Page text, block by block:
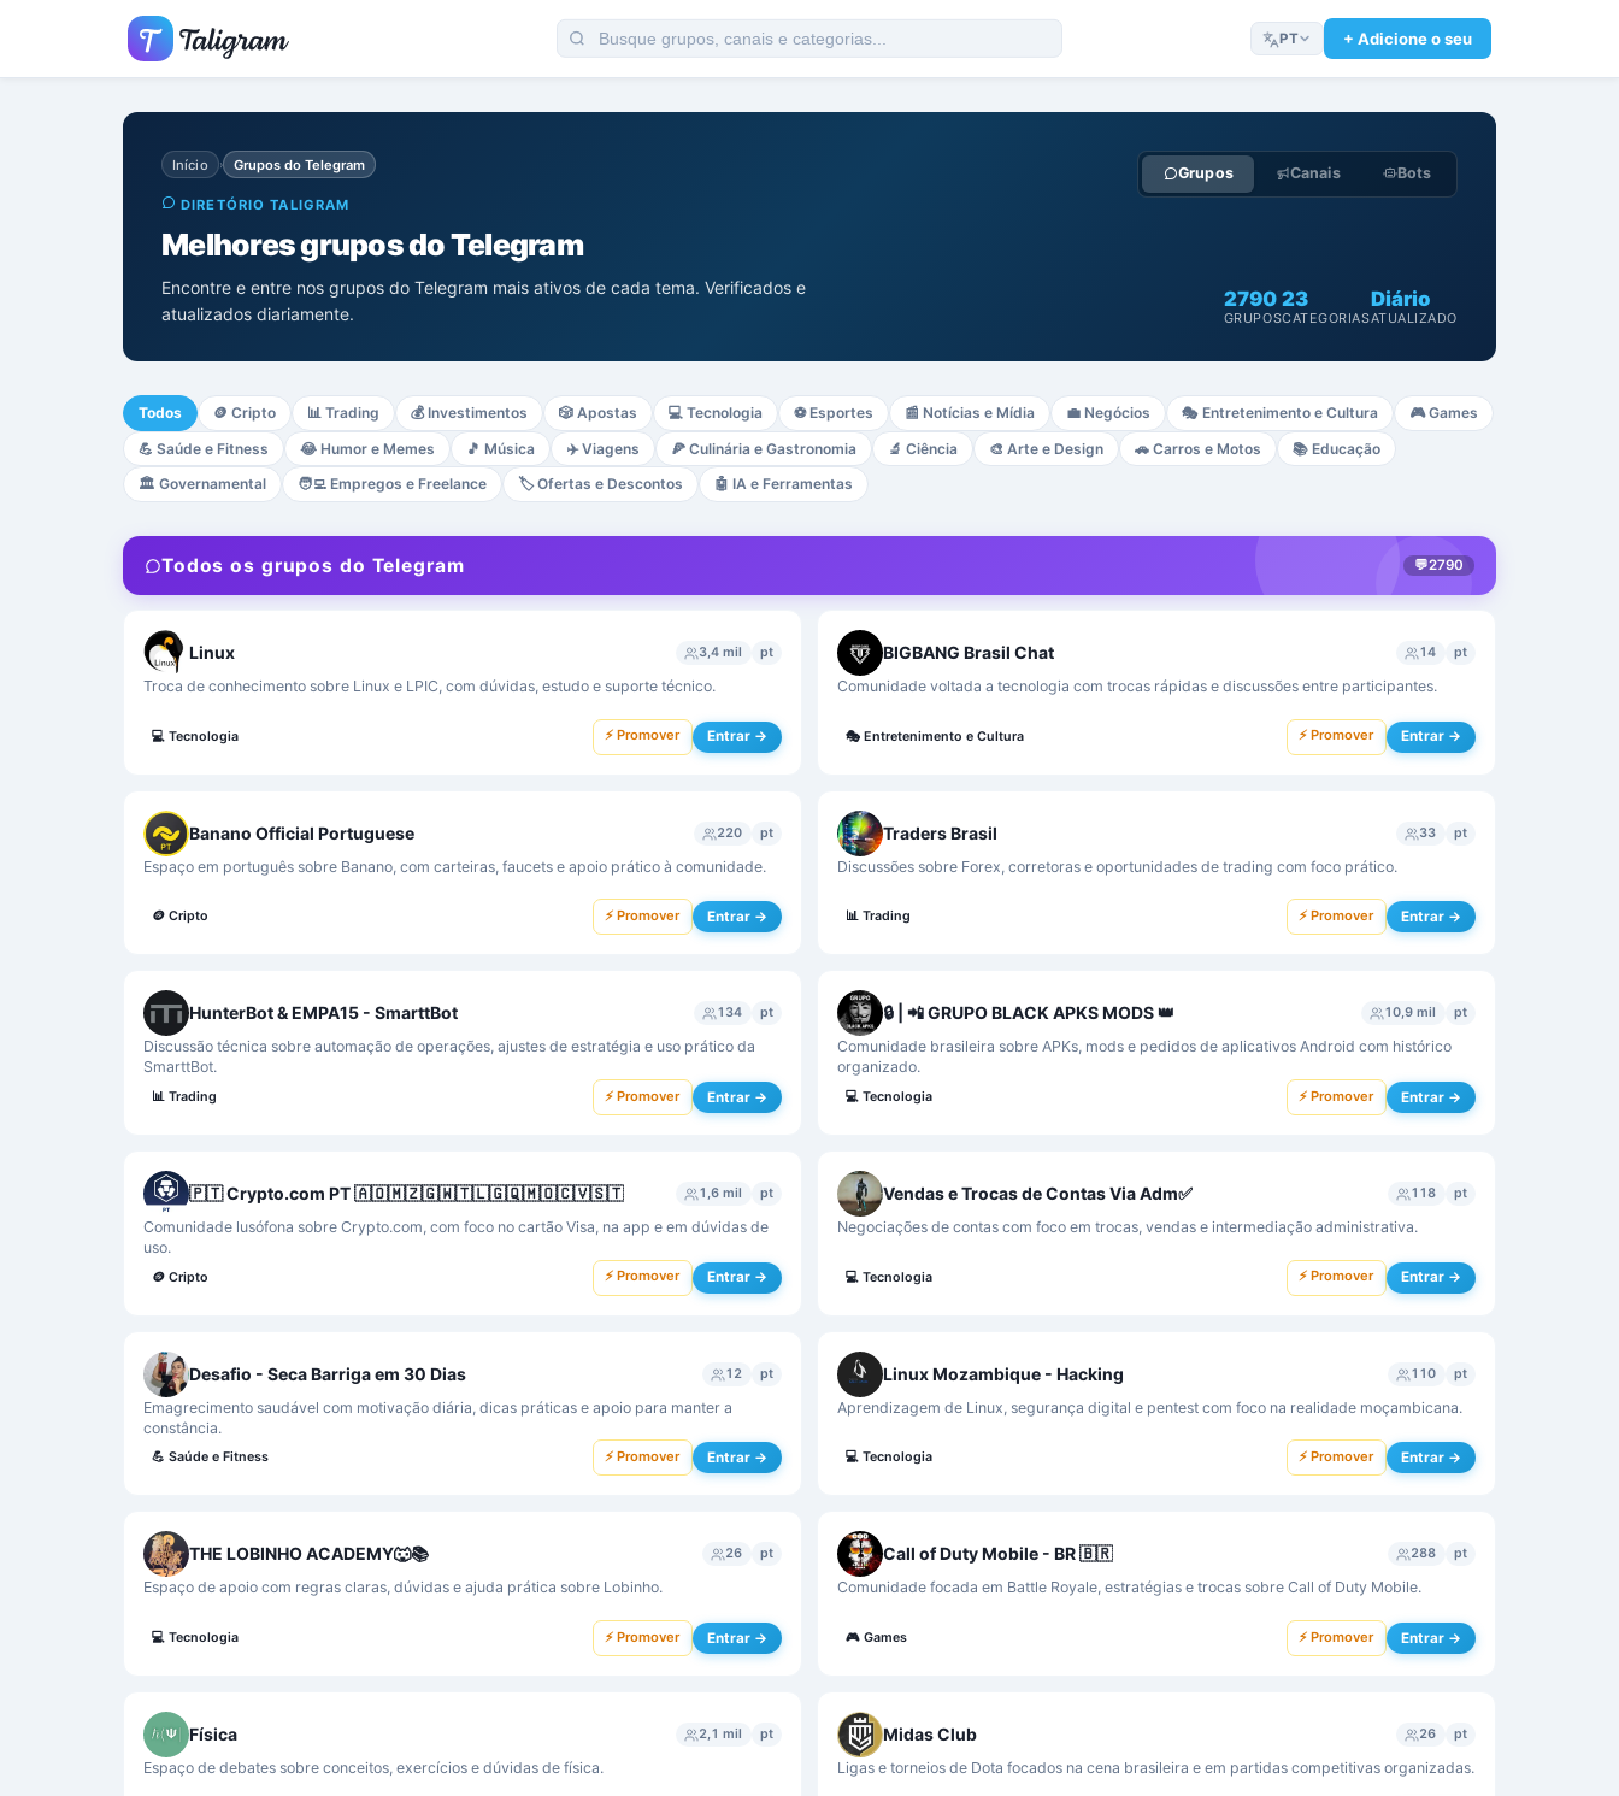
PT + Adicione o seu
Início › Grupos do Telegram
DIRETÓRIO TALIGRAM
Melhores grupos do Telegram
Encontre e entre nos grupos do Telegram mais ativos de cada tema. Verificados e
atualizados diariamente.
Grupos Canais Bots
2790
GRUPOS
23
CATEGORIAS
Diário
ATUALIZADO
Todos 🪙 Cripto 📊 Trading 💰 Investimentos 🎲 Apostas 💻 Tecnologia ⚽ Esportes 📰 Notícias e Mídia 💼 Negócios 🎭 Entretenimento e Cultura 🎮 Games
💪 Saúde e Fitness 😂 Humor e Memes 🎵 Música ✈️ Viagens 🍕 Culinária e Gastronomia 🔬 Ciência 🎨 Arte e Design 🚗 Carros e Motos 📚 Educação
🏛️ Governamental 🧑‍💻 Empregos e Freelance 🏷️ Ofertas e Descontos 🤖 IA e Ferramentas
Todos os grupos do Telegram 💬2790
Linux 3,4 mil pt
Troca de conhecimento sobre Linux e LPIC, com dúvidas, estudo e suporte técnico.
💻 Tecnologia ⚡ Promover Entrar →
BIGBANG Brasil Chat 14 pt
Comunidade voltada a tecnologia com trocas rápidas e discussões entre participantes.
🎭 Entretenimento e Cultura ⚡ Promover Entrar →
Banano Official Portuguese 220 pt
Espaço em português sobre Banano, com carteiras, faucets e apoio prático à comunidade.
🪙 Cripto ⚡ Promover Entrar →
Traders Brasil 33 pt
Discussões sobre Forex, corretoras e oportunidades de trading com foco prático.
📊 Trading ⚡ Promover Entrar →
HunterBot & EMPA15 - SmarttBot 134 pt
Discussão técnica sobre automação de operações, ajustes de estratégia e uso prático da
SmarttBot.
📊 Trading ⚡ Promover Entrar →
🔒 | 📲 GRUPO BLACK APKS MODS 👑 10,9 mil pt
Comunidade brasileira sobre APKs, mods e pedidos de aplicativos Android com histórico
organizado.
💻 Tecnologia ⚡ Promover Entrar →
🇵🇹 Crypto.com PT 🇦🇴🇲🇿🇬🇼🇹🇱🇬🇶🇲🇴🇨🇻🇸🇹 1,6 mil pt
Comunidade lusófona sobre Crypto.com, com foco no cartão Visa, na app e em dúvidas de
uso.
🪙 Cripto ⚡ Promover Entrar →
Vendas e Trocas de Contas Via Adm✅ 118 pt
Negociações de contas com foco em trocas, vendas e intermediação administrativa.
💻 Tecnologia ⚡ Promover Entrar →
Desafio - Seca Barriga em 30 Dias 12 pt
Emagrecimento saudável com motivação diária, dicas práticas e apoio para manter a
constância.
💪 Saúde e Fitness ⚡ Promover Entrar →
Linux Mozambique - Hacking 110 pt
Aprendizagem de Linux, segurança digital e pentest com foco na realidade moçambicana.
💻 Tecnologia ⚡ Promover Entrar →
THE LOBINHO ACADEMY🐺📚 26 pt
Espaço de apoio com regras claras, dúvidas e ajuda prática sobre Lobinho.
💻 Tecnologia ⚡ Promover Entrar →
Call of Duty Mobile - BR 🇧🇷 288 pt
Comunidade focada em Battle Royale, estratégias e trocas sobre Call of Duty Mobile.
🎮 Games ⚡ Promover Entrar →
Física 2,1 mil pt
Espaço de debates sobre conceitos, exercícios e dúvidas de física.
Midas Club 26 pt
Ligas e torneios de Dota focados na cena brasileira e em partidas competitivas organizadas.